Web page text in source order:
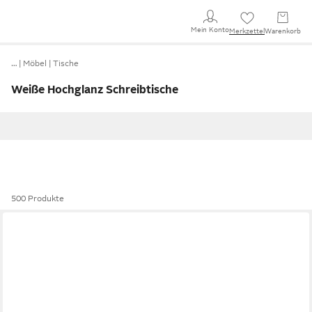
Mein KontoMerkzettel Warenkorb
… Möbel Tische
Weiße Hochglanz Schreibtische
500 Produkte